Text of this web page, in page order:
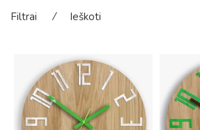
Filtrai ⁄ Ieškoti